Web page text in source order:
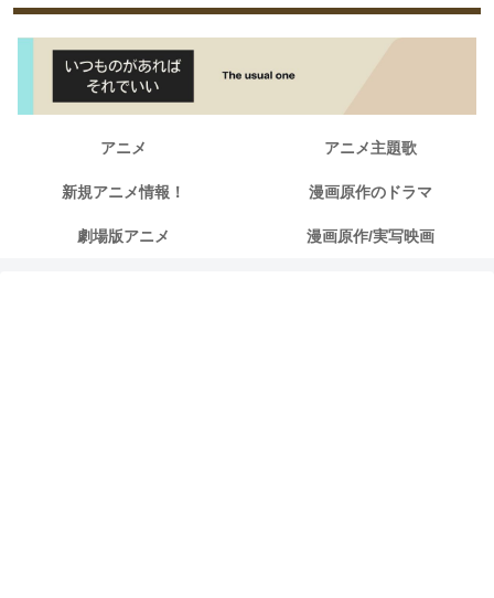
アニメ アニメ主題歌
新規アニメ情報！ 漫画原作のドラマ
劇場版アニメ 漫画原作/実写映画